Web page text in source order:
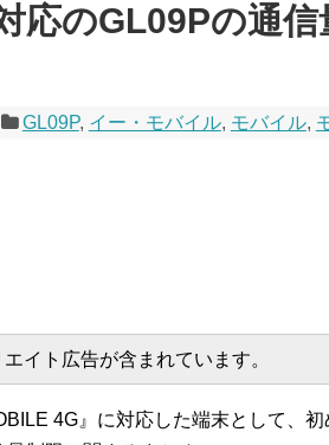
応のGL09Pの通
GL09P, イー・モバイル, モバイル,
イト広告が含まれています。
4G』に対応した端末として、